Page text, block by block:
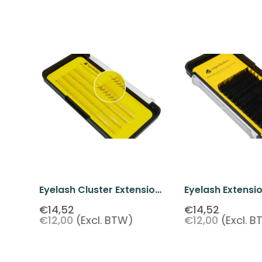
Eyelash Cluster Extension
D-Curl 11 Mm
€14,52
€12,00 (Excl. BTW)
Eyelash
0.07mm X 12 Mm
€14,52
€12,00 (Excl.